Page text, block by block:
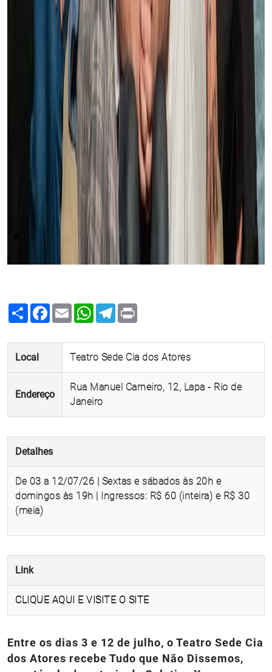
Share Facebook
Email WhatsApp
Telegram
Local Teatro Sede Cia dos Atores
Endereço
Rua Manuel Carneiro, 12, Lapa - Rio de
Janeiro
Detalhes
De 03 a 12/07/26 | Sextas e sábados às 20h e
domingos às 19h | Ingressos: R$ 60 (inteira) e R$ 30
(meia)
Link
CLIQUE AQUI E VISITE O SITE
Entre os dias 3 e 12 de julho, o Teatro Sede Cia
dos Atores recebe Tudo que Não Dissemos,